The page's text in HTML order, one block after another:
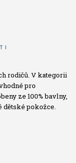
rodičů. V kategorii
pro
ze 100% bavlny,
dětské pokožce.